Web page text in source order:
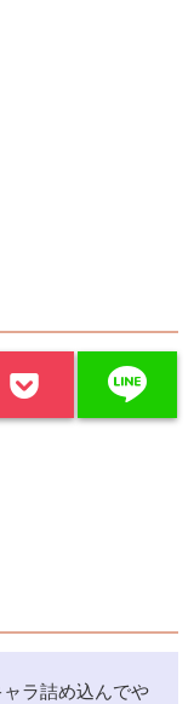
line
ラ詰め込んでや